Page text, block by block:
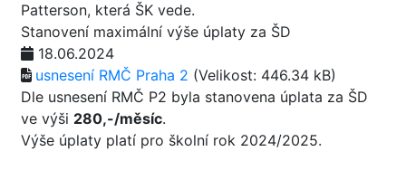
Patterson, která ŠK vede.
Stanovení maximální výše úplaty za ŠD
18.06.2024
usnesení RMČ Praha 2 (Velikost: 446.34 kB)
Dle usnesení RMČ P2 byla stanovena úplata za ŠD
ve výši 280,-/měsíc.
Výše úplaty platí pro školní rok 2024/2025.